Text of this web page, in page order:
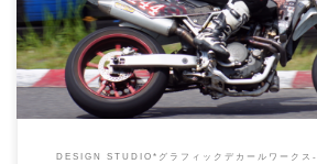
DESIGN STUDIO*グラフィックデカールワークス-